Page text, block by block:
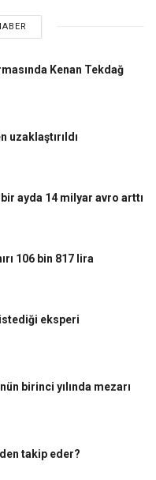
Kenan Tekdağ
uzaklaştırıldı
ayda 14 milyar avro arttı
106 bin 817 lira
eksperi
birinci yılında mezarı
takip eder?